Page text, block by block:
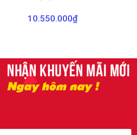
10.550.000₫